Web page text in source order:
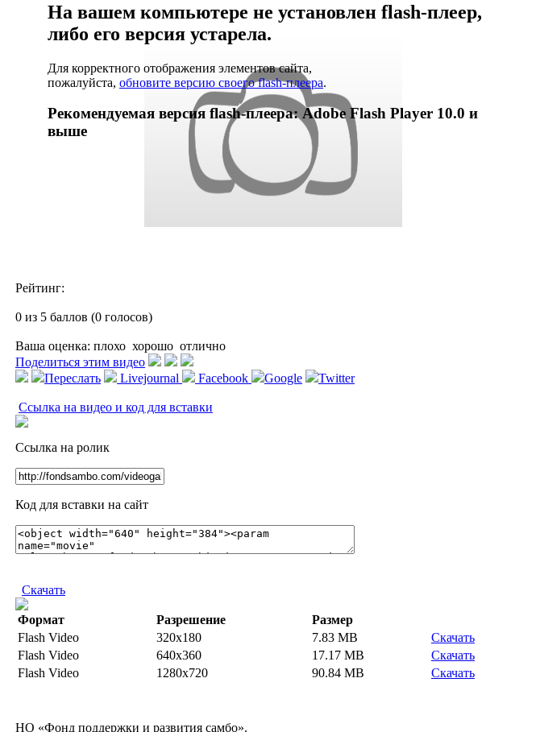
На вашем компьютере не установлен flash-плеер,
либо его версия устарела.
Для корректного отображения элементов сайта,
пожалуйста, обновите версию своего flash-плеера.
Рекомендуемая версия flash-плеера: Adobe Flash Player 10.0 и
выше
Рейтинг:
0 из 5 баллов (0 голосов)
Ваша оценка: плохо хорошо отлично
Поделиться этим видео
Переслать
Livejournal Facebook Google Twitter
Ссылка на видео и код для вставки
Ссылка на ролик
Код для вставки на сайт
Скачать
Формат Разрешение
Размер
Flash Video
320x180 7.83 MB
Скачать
Flash Video
640x360 17.17 MB
Скачать
Flash Video
1280x720 90.84 MB Скачать
НО «Фонд поддержки и развития самбо».